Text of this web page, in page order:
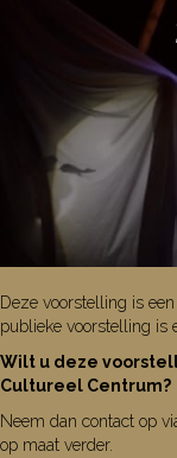
Deze voorstelling is
publieke voorstelling is
Wilt u deze
Cultureel Centrum?
Neem dan contact op
op maat verder.